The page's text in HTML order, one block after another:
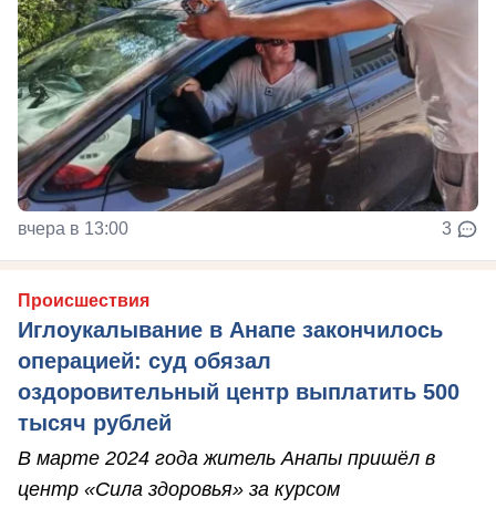
вчера в 13:00 3
Происшествия
Иглоукалывание в Анапе закончилось
операцией: суд обязал
оздоровительный центр выплатить 500
тысяч рублей
В марте 2024 года житель Анапы пришёл в
центр «Сила здоровья» за курсом